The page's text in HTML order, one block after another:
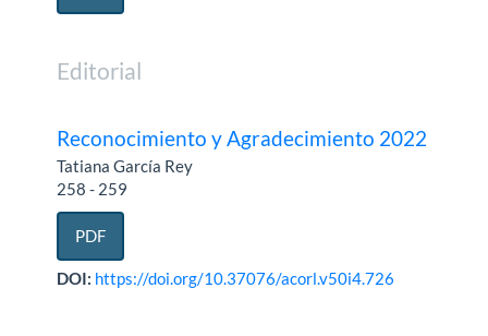
Editorial
Reconocimiento y Agradecimiento 2022
Tatiana García Rey
258 - 259
PDF
DOI: https://doi.org/10.37076/acorl.v50i4.726